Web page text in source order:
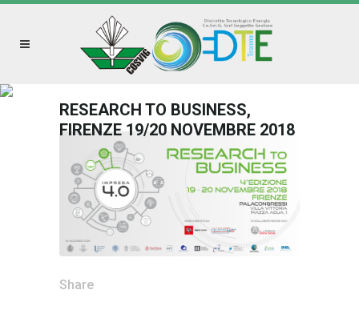
RESEARCH TO BUSINESS,
FIRENZE 19/20 NOVEMBRE 2018
Share